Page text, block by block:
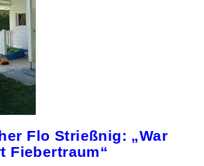
Flo Strießnig: „War
Fiebertraum“